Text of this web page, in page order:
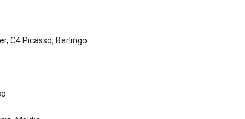
C4 Picasso, Berlingo